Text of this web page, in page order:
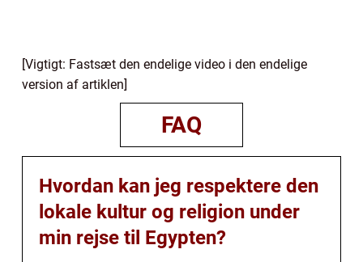
[Vigtigt: Fastsæt den endelige video i den endelige
version af artiklen]
FAQ
Hvordan kan jeg respektere den
lokale kultur og religion under
min rejse til Egypten?